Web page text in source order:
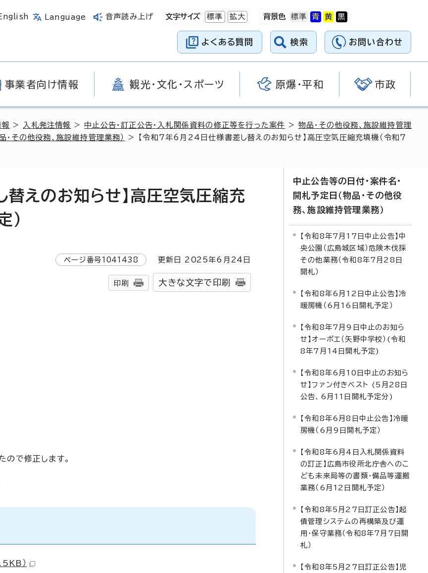
Language 音声読み上げ 文字サイズ 標準 拡大 背景色
よくある質問 検索 お問い合わせ
事業者向け情報 観光・文化・スポーツ 原爆・平和 市政
報 > 入札発注情報 > 中止公告・訂正公告・入札関係資料の修正等を行った案件 >物品・その他役務、施設維持管理
・その他役務、施設維持管理業務）
> 【令和7年6月24日仕様書差し替えのお知らせ】高圧空気圧縮充填機（令和7
えのお知らせ】高圧空気圧縮充
）
ページ番号1041438 更新日 2025年6月 24 日
印刷 大きな文字で印刷
ので修正します。
）
中止公告等の日付・案件名・
開札予定日（物品・その他役
務、施設維持管理業務）
【令和8年7月17日中止公告】中
央公園（広島城区域）危険木伐採
その他業務（令和8年7月28日
開札）
【令和8年6月12日中止公告】冷
暖房機（6月16日開札予定）
【令和8年7月9日中止のお知ら
せ】オーボエ（矢野中学校）(令和
8年7月14日開札予定)
【令和8年6月10日中止のお知ら
せ】ファン付きベスト (5月28日
公告、6月11日開札予定分)
【令和8年6月8日中止公告】冷暖
房機（6月9日開札予定）
【令和8年6月4日入札関係資料
の訂正】広島市役所北庁舎へのこ
ども未来局等の書類・備品等運搬
業務（6月12日開札予定）
【令和8年5月27日訂正公告】起
債管理システムの再構築及び運
用・保守業務（令和8年7月7日開
札）
【令和8年5月27日訂正公告】児